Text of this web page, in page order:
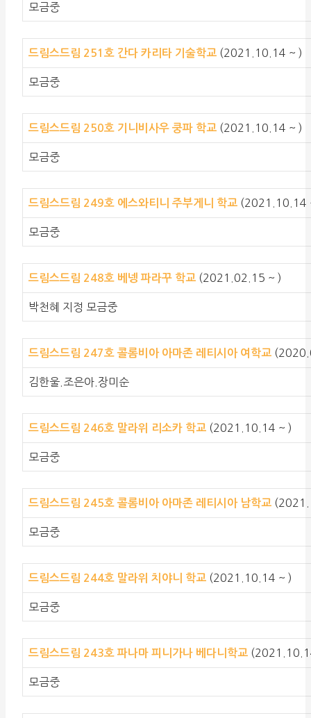
모금중
드림스드림 251호 간다 카리타 기술학교 (2021.10.14 ~ )
모금중
드림스드림 250호 기니비사우 쿵파 학교 (2021.10.14 ~ )
모금중
드림스드림 249호 에스와티니 주부게니 학교 (2021.10.14
모금중
드림스드림 248호 베넹 파라꾸 학교 (2021.02.15 ~ )
박천혜 지정 모금중
드림스드림 247호 콜롬비아 아마존 레티시아 여학교
김한울.조은아.장미순
드림스드림 246호 말라위 리소카 학교 (2021.10.14 ~ )
모금중
드림스드림 245호 콜롬비아 아마존 레티시아 남학교
모금중
드림스드림 244호 말라위 치야니 학교 (2021.10.14 ~ )
모금중
드림스드림 243호 파나마 피니가나 베다니학교
모금중